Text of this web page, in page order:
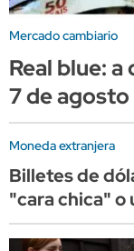
Mercado cambiario
Real blue:
7 de agosto
Moneda extranjera
Billetes de
"cara chica"